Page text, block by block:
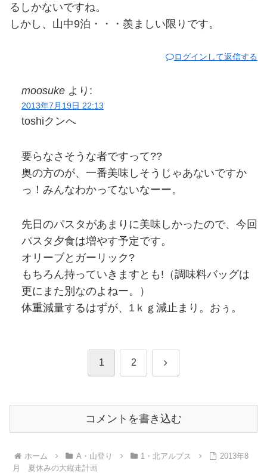
るしかないですね。
しかし、山中9泊・・・羨ましい限りです。
ログインして返信する
moosuke より:
2013年7月19日 22:13
toshiクンへ
要らなさそうな者ですって??
奥の方のが、一番美味しそうじゃあないですか
っ！みんなわかってないなーー。
先日のパスタがあまりに美味しかったので、今回
パスタ夕食は増やす予定です。
オリーブとガーリック?
もちろん持っていきますとも!（調味料バッグは
更にまた別なのよねー。）
体重減量するはずが、1ｋｇ減止まり。おぅ。
1 2 次
コメントを書き込む
ホーム A・山登り 1・北アルプス
2013年8
月 夏休みの大縦走計画